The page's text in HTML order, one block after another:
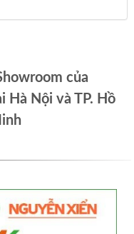
của
Hà Nội và TP. Hồ